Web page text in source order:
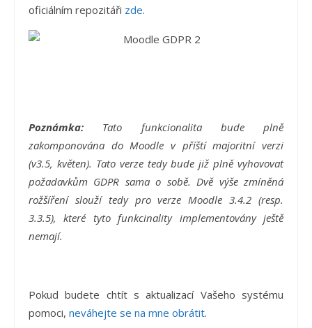
oficiálním repozitáři zde.
Poznámka: Tato funkcionalita bude plně
zakomponována do Moodle v příští majoritní verzi
(v3.5, květen). Tato verze tedy bude již plně vyhovovat
požadavkům GDPR sama o sobě. Dvě výše zmíněná
rožšíření slouží tedy pro verze Moodle 3.4.2 (resp.
3.3.5), které tyto funkcinality implementovány ještě
nemají.
Pokud budete chtít s aktualizací Vašeho systému
pomoci, neváhejte se na mne obrátit.